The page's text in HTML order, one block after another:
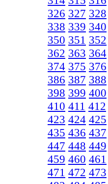
326 327 328
338 339 340
350 351 352
362 363 364
374 375 376
386 387 388
398 399 400
410 411 412
423 424 425
435 436 437
447 448 449
459 460 461
471 472 473